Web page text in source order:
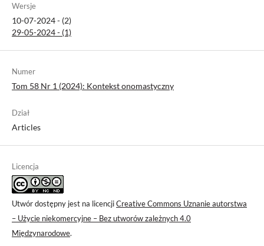
Wersje
10-07-2024 - (2)
29-05-2024 - (1)
Numer
Tom 58 Nr 1 (2024): Kontekst onomastyczny
Dział
Articles
Licencja
Utwór dostępny jest na licencjiCreative Commons Uznanie autorstwa
– Użycie niekomercyjne – Bez utworów zależnych 4.0
Międzynarodowe.